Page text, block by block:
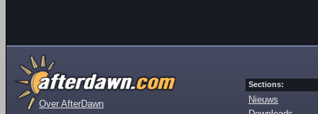
Over AfterDawn
Sections:
Nieuws